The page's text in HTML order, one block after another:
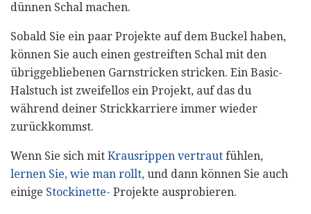
dünnen Schal machen.
Sobald Sie ein paar Projekte auf dem Buckel haben,
können Sie auch einen gestreiften Schal mit den
übriggebliebenen Garnstricken stricken. Ein Basic-
Halstuch ist zweifellos ein Projekt, auf das du
während deiner Strickkarriere immer wieder
zurückkommst.
Wenn Sie sich mit Krausrippen vertraut fühlen,
lernen Sie, wie man rollt, und dann können Sie auch
einige Stockinette- Projekte ausprobieren.